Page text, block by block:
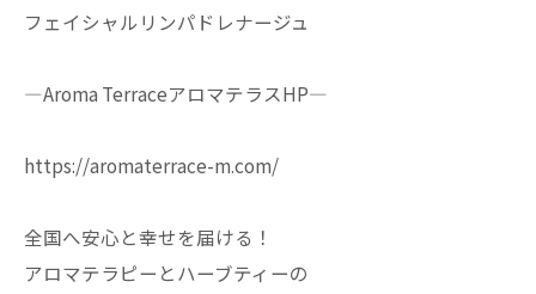
フェイシャルリンパドレナージュ
—Aroma TerraceアロマテラスHP—
https://aromaterrace-m.com/
全国へ安心と幸せを届ける！
アロマテラピーとハーブティーの